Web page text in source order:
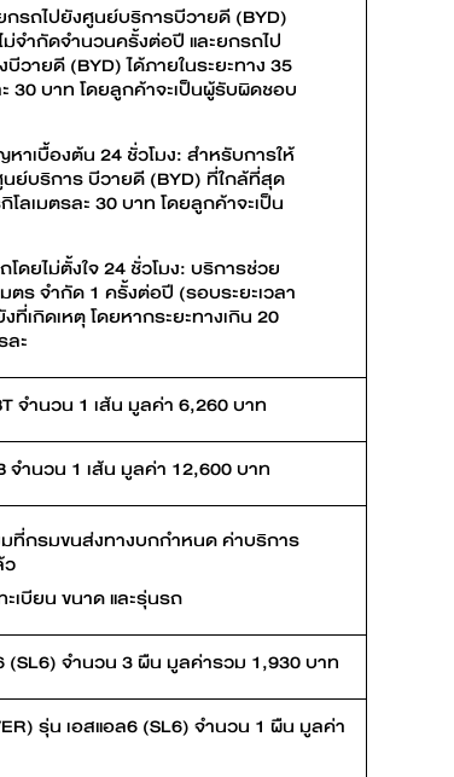
รถไปยังศูนย์บริการบีวายดี (BYD)
ม่จำกัดจำนวนครั้งต่อปี และยกรถไป
ายดี (BYD) ได้ภายในระยะทาง 35
30 บาท โดยลูกค้าจะเป็นผู้รับผิดชอบ
าเบื้องต้น 24 ชั่วโมง: สำหรับการให้
นย์บริการ บีวายดี (BYD) ที่ใกล้ที่สุด
ลเมตรละ 30 บาท โดยลูกค้าจะเป็น
ยไม่ตั้งใจ 24 ชั่วโมง: บริการช่วย
ตร จำกัด 1 ครั้งต่อปี (รอบระยะเวลา
เกิดเหตุ โดยหากระยะทางเกิน 20
ละ
จำนวน 1 เส้น มูลค่า 6,260 บาท
ำนวน 1 เส้น มูลค่า 12,600 บาท
ที่กรมขนส่งทางบกกำหนด ค่าบริการ
ว
บียน ขนาด และรุ่นรถ
(SL6) จำนวน 3 ผืน มูลค่ารวม 1,930 บาท
รุ่น เอสแอล6 (SL6) จำนวน 1 ผืน มูลค่า